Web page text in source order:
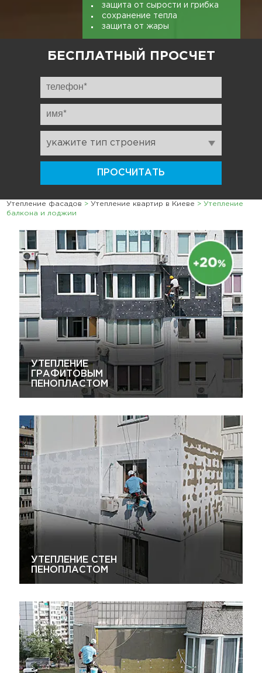
защита от сырости и грибка
сохранение тепла
защита от жары
БЕСПЛАТНЫЙ ПРОСЧЕТ
Утепление фасадов >Утепление квартир в Киеве >Утепление
балкона и лоджии
УТЕПЛЕНИЕ
ГРАФИТОВЫМ
ПЕНОПЛАСТОМ
УТЕПЛЕНИЕ СТЕН
ПЕНОПЛАСТОМ